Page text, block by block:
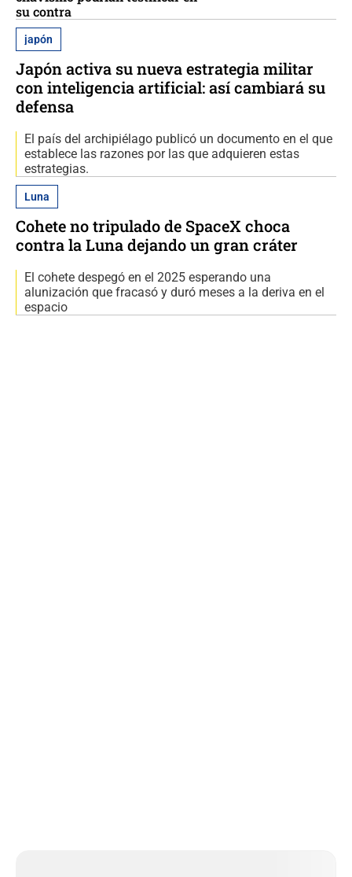
su contra
japón
Japón activa su nueva estrategia militar
con inteligencia artificial: así cambiará su
defensa
El país del archipiélago publicó un documento en el que
establece las razones por las que adquieren estas
estrategias.
Luna
Cohete no tripulado de SpaceX choca
contra la Luna dejando un gran cráter
El cohete despegó en el 2025 esperando una
alunización que fracasó y duró meses a la deriva en el
espacio